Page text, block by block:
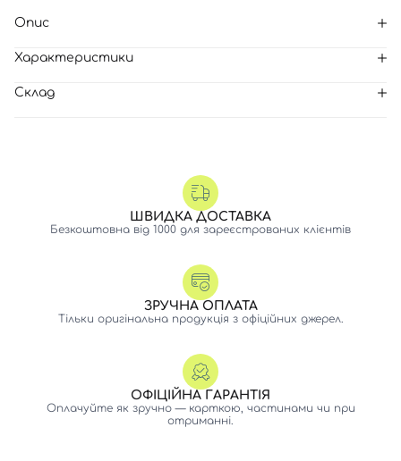
Опис
Характеристики
Склад
ШВИДКА ДОСТАВКА
Безкоштовна від 1000 для зареєстрованих клієнтів
ЗРУЧНА ОПЛАТА
Тільки оригінальна продукція з офіційних джерел.
ОФІЦІЙНА ГАРАНТІЯ
Оплачуйте як зручно — карткою, частинами чи при
отриманні.